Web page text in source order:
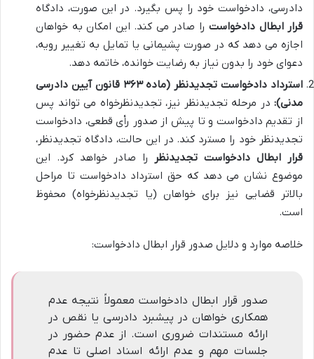
دادرسی، دادخواست خود را پس بگیرد. در این صورت، دادگاه
قرار ابطال دادخواست را صادر می کند. این امکان به خواهان
اجازه می دهد که در صورت پشیمانی یا تمایل به تغییر رویه،
دعوای خود را بدون نیاز به رضایت خوانده، خاتمه دهد.
استرداد دادخواست تجدیدنظر (ماده ۳۶۳ قانون آیین دادرسی
مدنی): در مرحله تجدیدنظر نیز، تجدیدنظرخواه می تواند پس
از تقدیم دادخواست و تا پیش از صدور رأی قطعی، دادخواست
تجدیدنظر خود را مسترد کند. در این حالت، دادگاه تجدیدنظر،
قرار ابطال دادخواست تجدیدنظر
را صادر خواهد کرد. این
موضوع نشان می دهد که حق استرداد دادخواست تا مراحل
بالاتر قضایی نیز برای خواهان (یا تجدیدنظرخواه) محفوظ
است.
خلاصه موارد و دلایل صدور قرار ابطال دادخواست:
صدور قرار ابطال دادخواست معمولاً نتیجه عدم
همکاری خواهان در پیشبرد دادرسی یا نقص در
ارائه مستندات ضروری است. از عدم حضور در
جلسات مهم و عدم ارائه اسناد اصلی تا عدم